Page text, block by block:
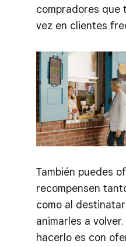
compradores que
vez en clientes
También puedes
recompensen
como al
animarles a
hacerlo es con